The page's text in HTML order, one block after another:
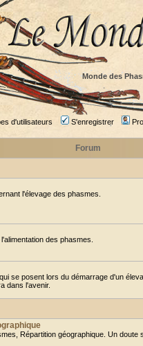
Monde des
d'utilisateurs S'enregistrer
Forum
l'élevage des phasmes.
des phasmes.
se posent lors du démarrage d'un
dans l'avenir.
Répartition géographique. Un doute